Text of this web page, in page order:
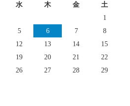
水 木 金 土
1
5 6 7
8
12 13 14
15
19 20 21
22
26 27 28
29